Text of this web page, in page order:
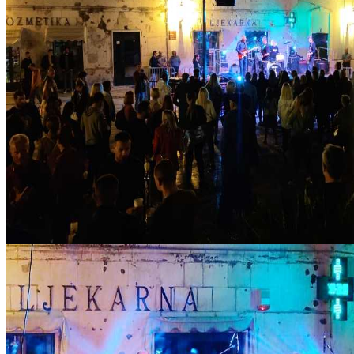
IMG_20221023_210000_copy_1024x576